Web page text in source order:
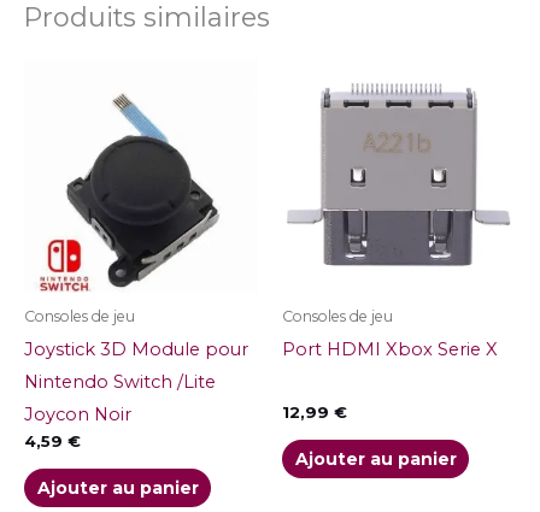
Produits similaires
Consoles de jeu
Joystick 3D Module pour
Nintendo Switch /Lite
Joycon Noir
4,59 €
Ajouter au panier
Consoles de jeu
Port HDMI Xbox Serie X
12,99 €
Ajouter au panier